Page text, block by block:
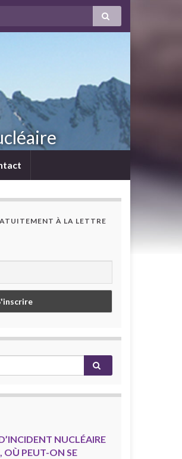
À LA LETTRE
NUCLÉAIRE
OÙ PEUT-ON SE